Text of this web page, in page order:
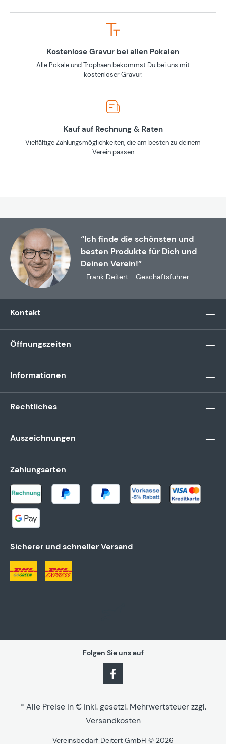
Kostenlose Gravur bei allen Pokalen
Alle Pokale und Trophäen bekommst Du bei uns mit
kostenloser Gravur.
Kauf auf Rechnung & Raten
Vielfältige Zahlungsmöglichkeiten, die am besten zu deinem
Verein passen
“Ich finde die schönsten und
besten Produkte für Dich und
Deinen Verein!”
- Frank Deitert - Geschäftsführer
Kontakt
Öffnungszeiten
Informationen
Rechtliches
Auszeichnungen
Zahlungsarten
Sicherer und schneller Versand
Folgen Sie uns auf
* Alle Preise in € inkl. gesetzl. Mehrwertsteuer zzgl.
Versandkosten
Vereinsbedarf Deitert GmbH © 2026